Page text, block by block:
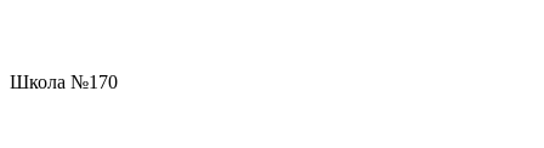
Школа №170